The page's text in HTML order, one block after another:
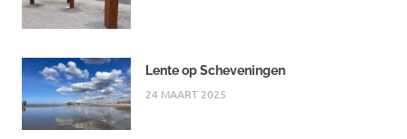
Lente op Scheveningen
24 MAART 2025